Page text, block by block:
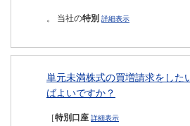
。 当社の特別 詳細表示
単元未満株式の買増請求をした
ばよいですか？
［特別口座 詳細表示